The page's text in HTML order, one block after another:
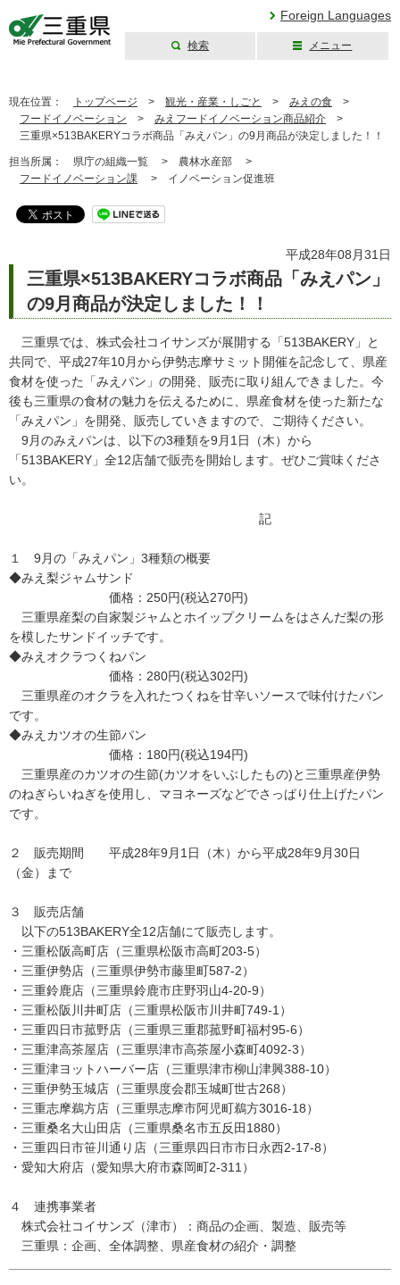
Foreign Languages
検索 メニュー
現在位置： トップページ > 観光・産業・しごと > みえの食 >
フードイノベーション > みえフードイノベーション商品紹介 >
三重県×513BAKERYコラボ商品「みえパン」の9月商品が決定しました！！
担当所属： 県庁の組織一覧 > 農林水産部 >
フードイノベーション課 > イノベーション促進班
平成28年08月31日
三重県×513BAKERYコラボ商品「みえパン」
の9月商品が決定しました！！
三重県では、株式会社コイサンズが展開する「513BAKERY」と
共同で、平成27年10月から伊勢志摩サミット開催を記念して、県産
食材を使った「みえパン」の開発、販売に取り組んできました。今
後も三重県の食材の魅力を伝えるために、県産食材を使った新たな
「みえパン」を開発、販売していきますので、ご期待ください。
9月のみえパンは、以下の3種類を9月1日（木）から
「513BAKERY」全12店舗で販売を開始します。ぜひご賞味くださ
い。
記
１ 9月の「みえパン」3種類の概要
◆みえ梨ジャムサンド
価格：250円(税込270円)
三重県産梨の自家製ジャムとホイップクリームをはさんだ梨の形
を模したサンドイッチです。
◆みえオクラつくねパン
価格：280円(税込302円)
三重県産のオクラを入れたつくねを甘辛いソースで味付けたパン
です。
◆みえカツオの生節パン
価格：180円(税込194円)
三重県産のカツオの生節(カツオをいぶしたもの)と三重県産伊勢
のねぎらいねぎを使用し、マヨネーズなどでさっぱり仕上げたパン
です。
２ 販売期間 平成28年9月1日（木）から平成28年9月30日
（金）まで
３ 販売店舗
以下の513BAKERY全12店舗にて販売します。
・三重松阪高町店（三重県松阪市高町203-5）
・三重伊勢店（三重県伊勢市藤里町587-2）
・三重鈴鹿店（三重県鈴鹿市庄野羽山4-20-9）
・三重松阪川井町店（三重県松阪市川井町749-1）
・三重四日市菰野店（三重県三重郡菰野町福村95-6）
・三重津高茶屋店（三重県津市高茶屋小森町4092-3）
・三重津ヨットハーバー店（三重県津市柳山津興388-10）
・三重伊勢玉城店（三重県度会郡玉城町世古268）
・三重志摩鵜方店（三重県志摩市阿児町鵜方3016-18）
・三重桑名大山田店（三重県桑名市五反田1880）
・三重四日市笹川通り店（三重県四日市市日永西2-17-8）
・愛知大府店（愛知県大府市森岡町2-311）
４ 連携事業者
株式会社コイサンズ（津市）：商品の企画、製造、販売等
三重県：企画、全体調整、県産食材の紹介・調整